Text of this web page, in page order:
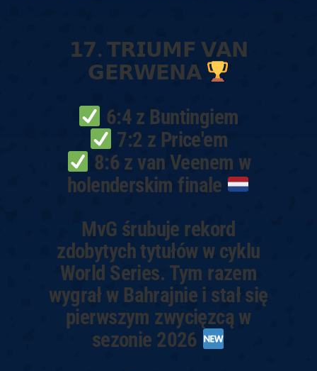
𝟭𝟳. 𝗧𝗥𝗜𝗨𝗠𝗙 𝗩𝗔𝗡
𝗚𝗘𝗥𝗪𝗘𝗡𝗔
6:4 z Buntingiem
7:2 z Price'em
8:6 z van Veenem w
holenderskim finale
MvG śrubuje rekord
zdobytych tytułów w cyklu
World Series. Tym razem
wygrał w Bahrajnie i stał się
pierwszym zwycięzcą w
sezonie 2026